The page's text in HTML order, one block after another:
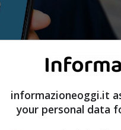
informazioneoggi.it
your personal data